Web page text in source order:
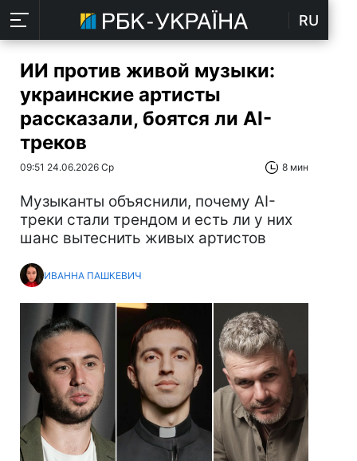
RU
ИИ против живой музыки:
украинские артисты
рассказали, боятся ли AI-
треков
09:51 24.06.2026 Ср 8 мин
Музыканты объяснили, почему AI-
треки стали трендом и есть ли у них
шанс вытеснить живых артистов
ИВАННА ПАШКЕВИЧ